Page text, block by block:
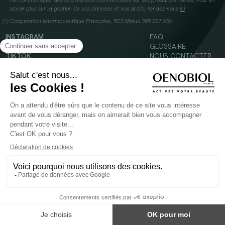
savoir plus sur la gestion de vos données et vos droits, rendez-vous ici
(1) Coopération pharmaceutique Française, RCS Melun 399 227 636
INSTAGRAM
FACEBOOK
TIKTOK
FAQ
GLOSSAIRE
NOUS CONTACTER
© 2024 Oenobiol Paris
Mentions légales
Conditions Générales d’Utilisation
Politique en matière de cookies
POUR VOTRE SANTÉ, MANGEZ AU MOINS CINQ FRUITS ET LÉGUMES PAR JOUR -
ne pas être utilisés comme substituts d'un régimes alimentaire varié et équilibré.
Réservé à l'adulte. Consulter attentivement l'étiquetage des produits avant l'utilisation.